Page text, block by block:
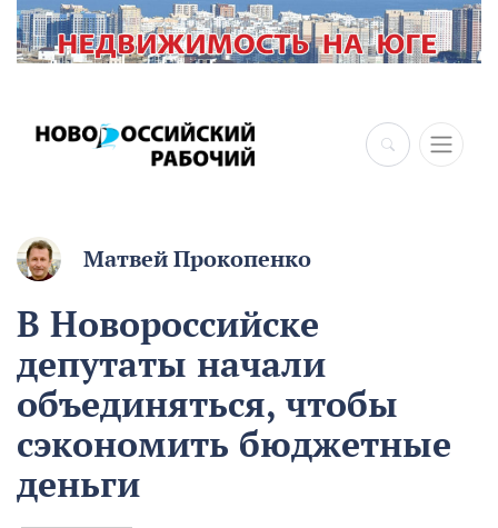
×
Матвей Прокопенко
В Новороссийске
депутаты начали
объединяться, чтобы
сэкономить бюджетные
деньги